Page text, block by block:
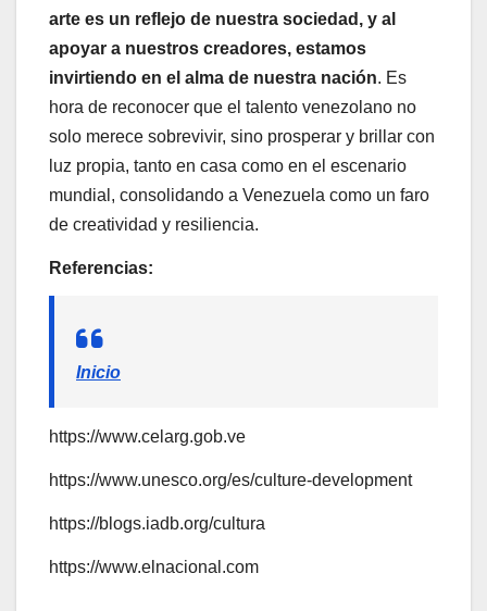
arte es un reflejo de nuestra sociedad, y al
apoyar a nuestros creadores, estamos
invirtiendo en el alma de nuestra nación. Es
hora de reconocer que el talento venezolano no
solo merece sobrevivir, sino prosperar y brillar con
luz propia, tanto en casa como en el escenario
mundial, consolidando a Venezuela como un faro
de creatividad y resiliencia.
Referencias:
Inicio
https://www.celarg.gob.ve
https://www.unesco.org/es/culture-development
https://blogs.iadb.org/cultura
https://www.elnacional.com